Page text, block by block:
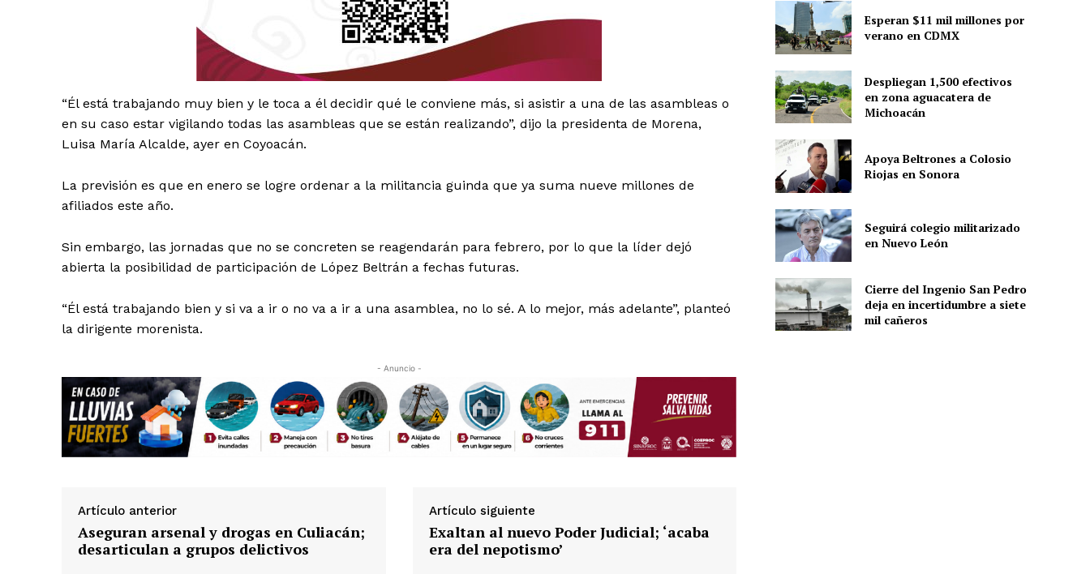
“Él está trabajando muy bien y le toca a él decidir qué le conviene más, si asistir a una de las asambleas o
en su caso estar vigilando todas las asambleas que se están realizando”, dijo la presidenta de Morena,
Luisa María Alcalde, ayer en Coyoacán.
La previsión es que en enero se logre ordenar a la militancia guinda que ya suma nueve millones de
afiliados este año.
Sin embargo, las jornadas que no se concreten se reagendarán para febrero, por lo que la líder dejó
abierta la posibilidad de participación de López Beltrán a fechas futuras.
“Él está trabajando bien y si va a ir o no va a ir a una asamblea, no lo sé. A lo mejor, más adelante”, planteó
la dirigente morenista.
- Anuncio -
Artículo anterior
Aseguran arsenal y drogas en Culiacán;
desarticulan a grupos delictivos
Artículo siguiente
Exaltan al nuevo Poder Judicial; ‘acaba
era del nepotismo’
Esperan $11 mil millones por
verano en CDMX
Despliegan 1,500 efectivos
en zona aguacatera de
Michoacán
Apoya Beltrones a Colosio
Riojas en Sonora
Seguirá colegio militarizado
en Nuevo León
Cierre del Ingenio San Pedro
deja en incertidumbre a siete
mil cañeros